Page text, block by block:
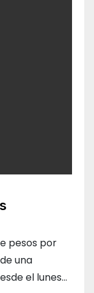
pesos por
una
el lunes…